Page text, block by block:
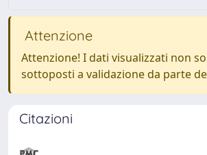
Attenzione
Attenzione! I dati visualizzati non
sottoposti a validazione da parte
Citazioni